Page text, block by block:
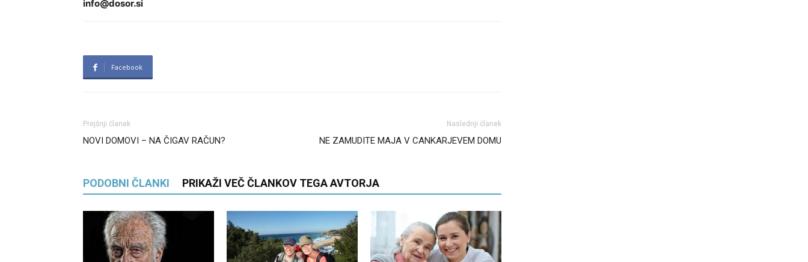
info@dosor.si
Facebook
Prejšnji članek
NOVI DOMOVI – NA ČIGAV RAČUN?
Naslednji članek
NE ZAMUDITE MAJA V CANKARJEVEM DOMU
PODOBNI ČLANKI PRIKAŽI VEČ ČLANKOV TEGA AVTORJA